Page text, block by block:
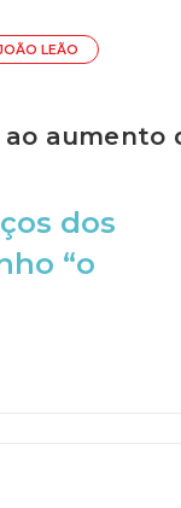
LEÃO
aumento
dos
“o